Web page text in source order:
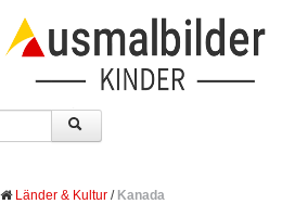
Länder & Kultur / Kanada